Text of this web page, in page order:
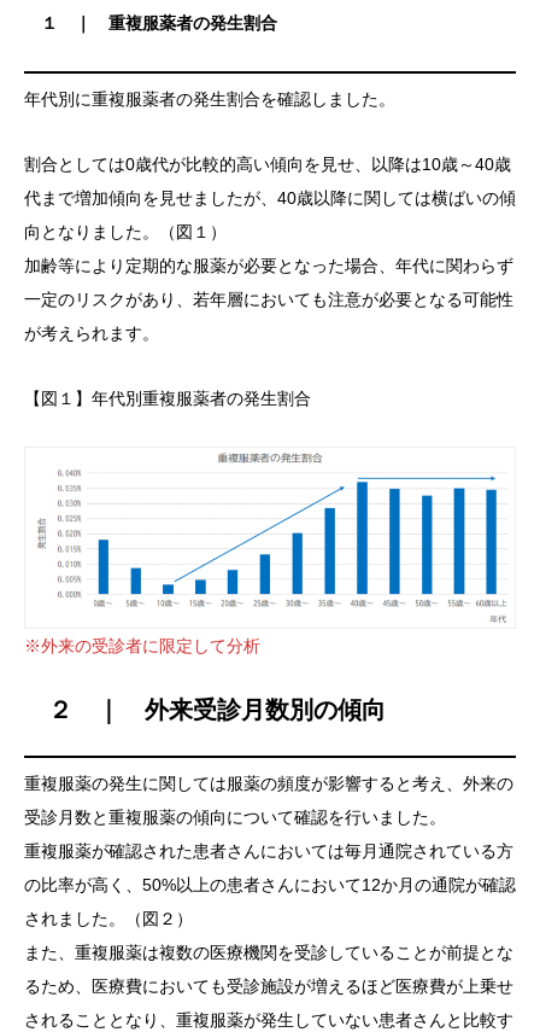
１ ｜ 重複服薬者の発生割合
年代別に重複服薬者の発生割合を確認しました。
割合としては0歳代が比較的高い傾向を見せ、以降は10歳～40歳
代まで増加傾向を見せましたが、40歳以降に関しては横ばいの傾
向となりました。（図１）
加齢等により定期的な服薬が必要となった場合、年代に関わらず
一定のリスクがあり、若年層においても注意が必要となる可能性
が考えられます。
【図１】年代別重複服薬者の発生割合
※外来の受診者に限定して分析
２ ｜ 外来受診月数別の傾向
重複服薬の発生に関しては服薬の頻度が影響すると考え、外来の
受診月数と重複服薬の傾向について確認を行いました。
重複服薬が確認された患者さんにおいては毎月通院されている方
の比率が高く、50%以上の患者さんにおいて12か月の通院が確認
されました。（図２）
また、重複服薬は複数の医療機関を受診していることが前提とな
るため、医療費においても受診施設が増えるほど医療費が上乗せ
されることとなり、重複服薬が発生していない患者さんと比較す